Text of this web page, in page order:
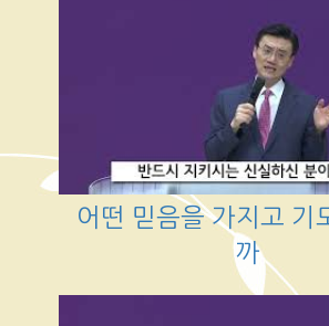
어떤 믿음을 가지고 기
까